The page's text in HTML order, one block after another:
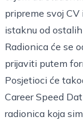
pripreme svoj
istaknu od
Radionica će se
prijaviti putem
Posjetioci će
Career Speed
radionica koja